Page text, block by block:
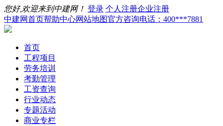
您好,欢迎来到中建网！ 登录 个人注册企业注册
中建网首页帮助中心网站地图官方咨询电话：400***7881
首页
工程项目
劳务培训
考勤管理
工资查询
行业动态
专题活动
商业专栏